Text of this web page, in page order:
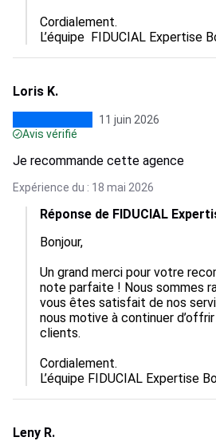
Cordialement.
L’équipe  FIDUCIAL Expertise
Loris K.
11 juin 2026
Avis vérifié
Je recommande cette agence
Expérience du : 18 mai 2026
Réponse de FIDUCIAL
Bonjour,
Un grand merci pour votre
note parfaite ! Nous sommes
vous êtes satisfait de nos
nous motive à continuer
clients.
Cordialement.
L’équipe FIDUCIAL Expertise
Leny R.